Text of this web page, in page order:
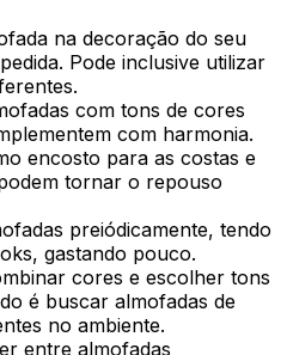
na decoração do seu
Pode inclusive utilizar
com tons de cores
com harmonia.
encosto para as costas e
tornar o repouso
preiódicamente, tendo
gastando pouco.
cores e escolher tons
é buscar almofadas de
no ambiente.
entre almofadas